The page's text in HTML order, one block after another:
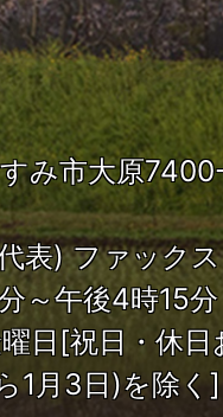
すみ市大原
表) ファック
～午後4時15分
日[祝日・休日
1月3日)を除く]